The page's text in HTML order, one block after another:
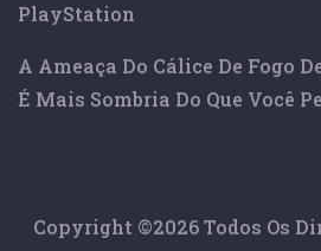
PlayStation
A Ameaça Do Cálice De Fogo
É Mais Sombria Do Que Você
Copyright ©2026 Todos Os